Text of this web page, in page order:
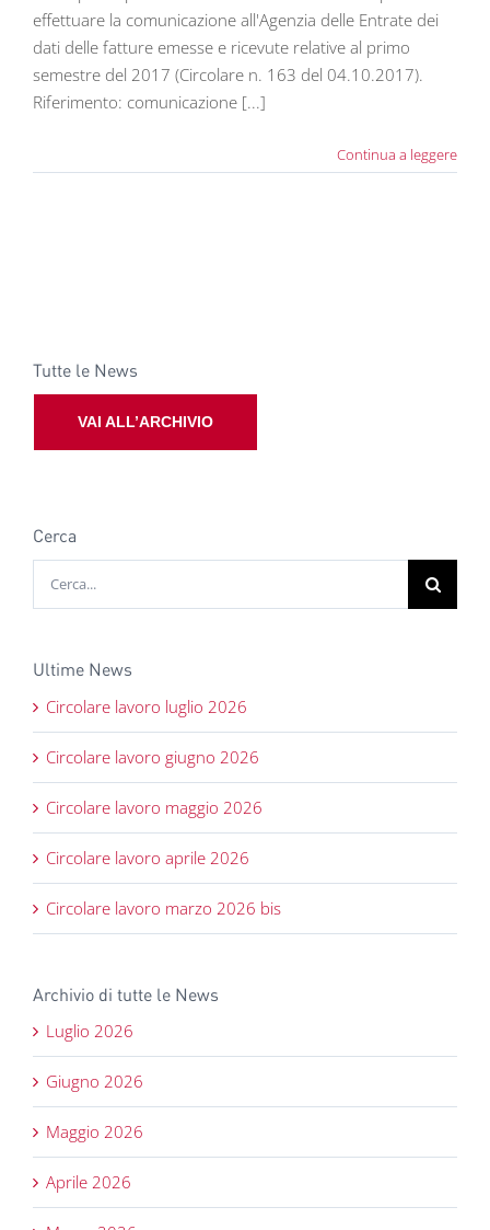
effettuare la comunicazione all'Agenzia delle Entrate dei
dati delle fatture emesse e ricevute relative al primo
semestre del 2017 (Circolare n. 163 del 04.10.2017).
Riferimento: comunicazione [...]
Continua a leggere
Tutte le News
VAI ALL’ARCHIVIO
Cerca
Ultime News
Circolare lavoro luglio 2026
Circolare lavoro giugno 2026
Circolare lavoro maggio 2026
Circolare lavoro aprile 2026
Circolare lavoro marzo 2026 bis
Archivio di tutte le News
Luglio 2026
Giugno 2026
Maggio 2026
Aprile 2026